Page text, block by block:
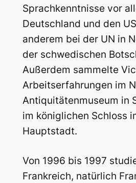
Sprachkenntnisse vor
Deutschland und den
anderem bei der UN in
der schwedischen
Außerdem sammelte
Arbeitserfahrungen im
Antiquitätenmuseum in
im königlichen Schloss
Hauptstadt.
Von 1996 bis 1997
Frankreich, natürlich